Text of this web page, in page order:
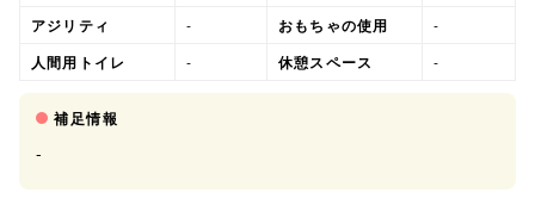
アジリティ - おもちゃの使用 -
人間用トイレ - 休憩スペース -
補足情報
-